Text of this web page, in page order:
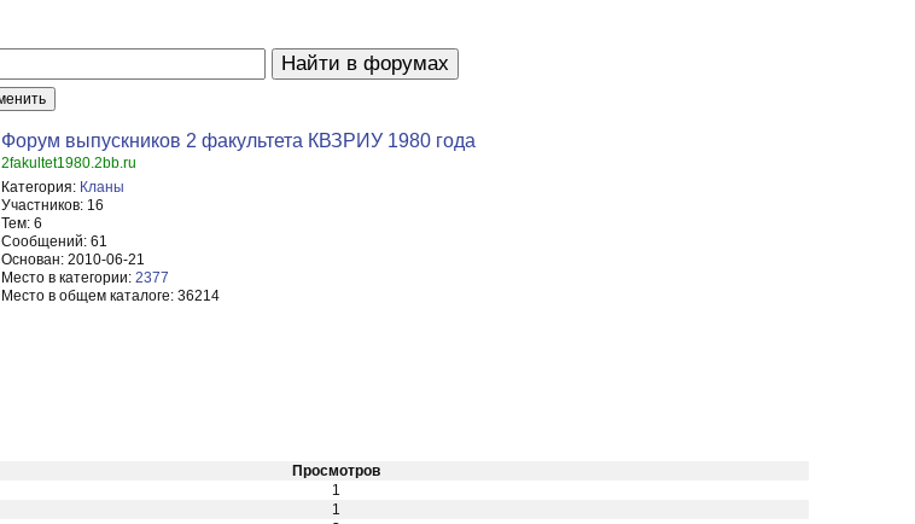
Форум выпускников 2 факультета КВЗРИУ 1980 года
2fakultet1980.2bb.ru
Категория: Кланы
Участников: 16
Тем: 6
Сообщений: 61
Основан: 2010-06-21
Место в категории: 2377
Место в общем каталоге: 36214
Просмотров
1
1